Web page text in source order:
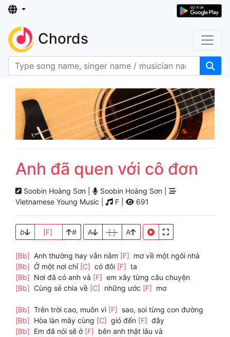
Chords
Anh đã quen với cô đơn
Soobin Hoàng Sơn |
Soobin Hoàng Sơn |
Vietnamese Young Music |
F | 691
b [F] # A [ ] A
[Bb] Anh thường hay vẫn nằm [F] mơ về một ngôi nhà
[Bb] Ở một nơi chỉ [C] có đôi [F] ta
[Bb] Nơi đã có anh và [F] em xây từng câu chuyện
[Bb] Cùng sẻ chia về [C] những ước [F] mơ
[Bb] Trên trời cao, muôn vì [F] sao, soi từng con đường
[Bb] Hòa làn mây cùng [C] gió đến [F] đây
[Bb] Em đã nói sẽ ở [F] bên anh thật lâu và